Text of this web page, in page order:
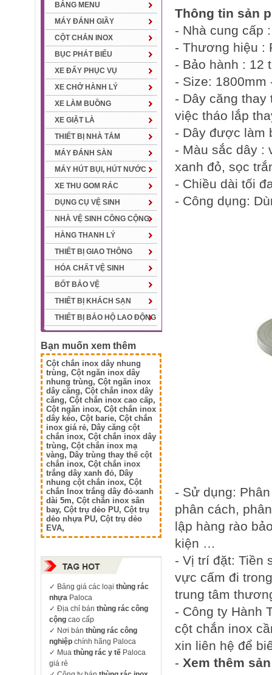
BẢNG MENU
MÁY ĐÁNH GIẦY
CỘT CHẮN INOX
BỤC PHÁT BIỂU
XE ĐẨY PHỤC VỤ
XE CHỞ HÀNH LÝ
XE LÀM BUỒNG
XE GIẶT LÀ
THIẾT BỊ NHÀ TẮM
MÁY ĐÁNH SÀN
MÁY HÚT BỤI, HÚT NƯỚC
XE THU GOM RÁC
DỤNG CỤ VỆ SINH
NHÀ VỆ SINH CÔNG CỘNG
HÀNG THANH LÝ
THIẾT BỊ GIAO THÔNG
HÓA CHẤT VỆ SINH
BỐT BẢO VỆ
THIẾT BỊ KHÁCH SẠN
THIẾT BỊ BẢO HỘ LAO ĐỘNG
Bạn muốn xem thêm
Cột chắn inox dây nhung
trùng, Cột ngăn inox dây
nhung trùng, Cột ngăn inox
dây căng, Cột chắn inox dây
căng, Cột chắn inox cao cấp,
Cột ngăn inox, Cột chắn inox
dây kéo, Cột barie, Cột chắn
inox giá rẻ, Dây căng cột
chắn inox, Cột chắn inox dây
trùng, Cột chắn inox mạ
vàng, Dây trùng thay thế cột
chắn inox, Cột chắn inox
trắng dây xanh đỏ, Dây
nhung cột chắn inox, Cột
chắn Inox trắng dây đỏ-xanh
dài 5m, Cột chắn inox sân
bay, Cột trụ dẻo PU, Cột trụ
dẻo nhựa PU, Cột trụ dẻo
EVA,
✓ Bảng giá các loại thùng rác
nhựa Paloca
✓ Địa chỉ bán thùng rác công
cộng cao cấp
✓ Nơi bán thùng rác công
nghiệp chính hãng Paloca
✓ Mua thùng rác y tế Paloca
giá rẻ
Thông tin sản
- Nhà cung cấp
- Thương hiệu :
- Bảo hành : 12
- Size: 1800mm
- Dây căng
việc tháo lắp
- Dây được làm
- Màu sắc dây :
xanh đỏ, sọc
- Chiều dài tối
- Công dụng:
- Sử dụng:
phân cách,
lập hàng rào
kiện …
- Vị trí đặt: Tiền
vực cấm đi
trung tâm
- Công ty Hành
cột chắn inox
xin liên hệ để
- Xem thêm